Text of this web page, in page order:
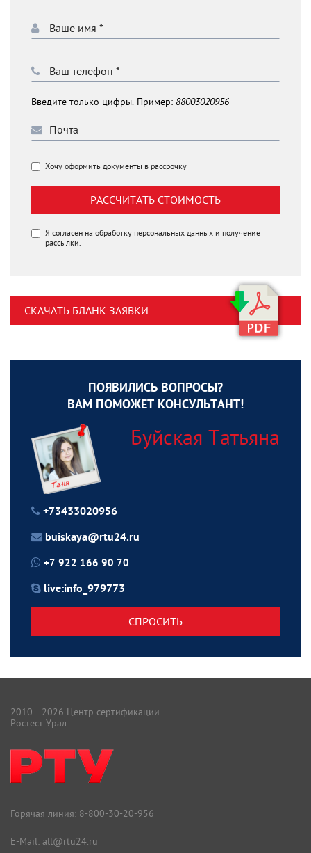
Введите только цифры. Пример: 88003020956
Хочу оформить документы в рассрочку
РАССЧИТАТЬ СТОИМОСТЬ
Я согласен на обработку персональных данных и получение
рассылки.
СКАЧАТЬ БЛАНК ЗАЯВКИ
ПОЯВИЛИСЬ ВОПРОСЫ?
ВАМ ПОМОЖЕТ КОНСУЛЬТАНТ!
Буйская Татьяна
+73433020956
buiskaya@rtu24.ru
+7 922 166 90 70
live:info_979773
СПРОСИТЬ
2010 - 2026 Центр сертификации
Ростест Урал
Горячая линия: 8-800-30-20-956
E-Mail: all@rtu24.ru